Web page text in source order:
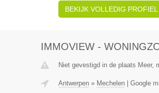
BEKIJK VOLLEDIG PROFIEL
IMMOVIEW -
Niet gevestigd in de plaats Meer,
Antwerpen» Mechelen| Google